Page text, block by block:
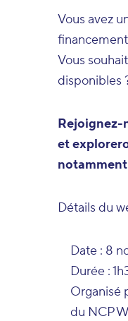
Vous avez
Vous
disponibles
Rejoignez-
et
Détails du
Date : 8
Durée :
Organisé
du NCP